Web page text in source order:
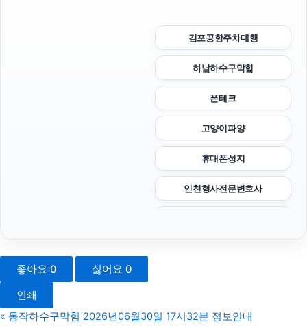
김포공항주차대행
하남하수구막힘
폰테크
고양이파양
휴대폰성지
인천형사전문변호사
좋아요 0 싫어요 0
인쇄
« 동작하수구막힘 2026년06월30일 17시32분 정보안내